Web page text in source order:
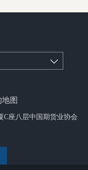
图
C座八层中国期货业协会